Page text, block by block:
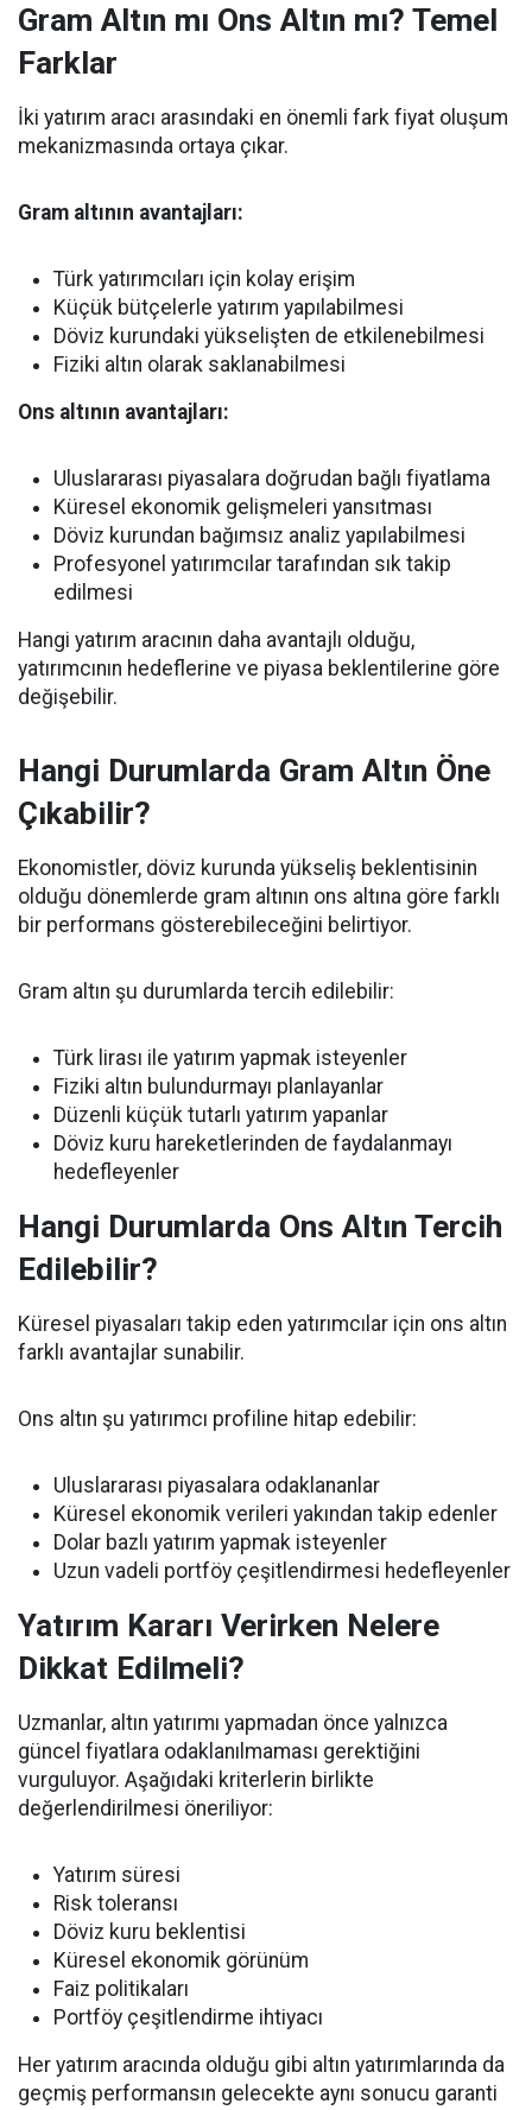
Gram Altın mı Ons Altın mı? Temel
Farklar
İki yatırım aracı arasındaki en önemli fark fiyat oluşum
mekanizmasında ortaya çıkar.
Gram altının avantajları:
Türk yatırımcıları için kolay erişim
Küçük bütçelerle yatırım yapılabilmesi
Döviz kurundaki yükselişten de etkilenebilmesi
Fiziki altın olarak saklanabilmesi
Ons altının avantajları:
Uluslararası piyasalara doğrudan bağlı fiyatlama
Küresel ekonomik gelişmeleri yansıtması
Döviz kurundan bağımsız analiz yapılabilmesi
Profesyonel yatırımcılar tarafından sık takip
edilmesi
Hangi yatırım aracının daha avantajlı olduğu,
yatırımcının hedeflerine ve piyasa beklentilerine göre
değişebilir.
Hangi Durumlarda Gram Altın Öne
Çıkabilir?
Ekonomistler, döviz kurunda yükseliş beklentisinin
olduğu dönemlerde gram altının ons altına göre farklı
bir performans gösterebileceğini belirtiyor.
Gram altın şu durumlarda tercih edilebilir:
Türk lirası ile yatırım yapmak isteyenler
Fiziki altın bulundurmayı planlayanlar
Düzenli küçük tutarlı yatırım yapanlar
Döviz kuru hareketlerinden de faydalanmayı
hedefleyenler
Hangi Durumlarda Ons Altın Tercih
Edilebilir?
Küresel piyasaları takip eden yatırımcılar için ons altın
farklı avantajlar sunabilir.
Ons altın şu yatırımcı profiline hitap edebilir:
Uluslararası piyasalara odaklananlar
Küresel ekonomik verileri yakından takip edenler
Dolar bazlı yatırım yapmak isteyenler
Uzun vadeli portföy çeşitlendirmesi hedefleyenler
Yatırım Kararı Verirken Nelere
Dikkat Edilmeli?
Uzmanlar, altın yatırımı yapmadan önce yalnızca
güncel fiyatlara odaklanılmaması gerektiğini
vurguluyor. Aşağıdaki kriterlerin birlikte
değerlendirilmesi öneriliyor:
Yatırım süresi
Risk toleransı
Döviz kuru beklentisi
Küresel ekonomik görünüm
Faiz politikaları
Portföy çeşitlendirme ihtiyacı
Her yatırım aracında olduğu gibi altın yatırımlarında da
geçmiş performansın gelecekte aynı sonucu garanti